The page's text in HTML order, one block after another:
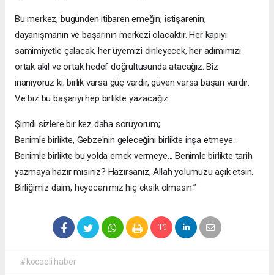
Bu merkez, bugünden itibaren emeğin, istişarenin,
dayanışmanın ve başarının merkezi olacaktır. Her kapıyı
samimiyetle çalacak, her üyemizi dinleyecek, her adımımızı
ortak akıl ve ortak hedef doğrultusunda atacağız. Biz
inanıyoruz ki; birlik varsa güç vardır, güven varsa başarı vardır.
Ve biz bu başarıyı hep birlikte yazacağız.
Şimdi sizlere bir kez daha soruyorum;
Benimle birlikte, Gebze'nin geleceğini birlikte inşa etmeye...
Benimle birlikte bu yolda emek vermeye... Benimle birlikte tarih
yazmaya hazır mısınız? Hazırsanız, Allah yolumuzu açık etsin.
Birliğimiz daim, heyecanımız hiç eksik olmasın.”
#kocaeli haber